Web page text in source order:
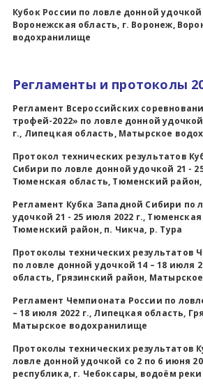
Кубок России по ловле донной удочкой
Воронежская область, г. Воронеж,
водохранилище
Регламенты и протоколы
Регламент Всероссийских
трофей-2022» по ловле донной удочкой
г., Липецкая область, Матырское
Протокол технических результатов
Сибири по ловле донной удочкой 21 -
Тюменская область, Тюменский район,
Регламент Кубка Западной Сибири по
удочкой 21 - 25 июля 2022 г.,
Тюменский район, п. Чикча, р. Тура
Протоколы технических результатов
по ловле донной удочкой 14 – 18 июля
область, Грязинский район,
Регламент Чемпионата России по
– 18 июля 2022 г., Липецкая область,
Матырское водохранилище
Протоколы технических результатов
ловле донной удочкой со 2 по 6 июня
республика, г. Чебоксары, водоём реки